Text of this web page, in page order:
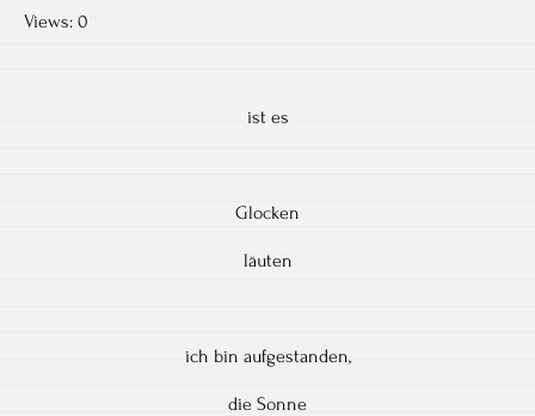
Views: 0
ist es
Glocken
läuten
ich bin aufgestanden,
die Sonne